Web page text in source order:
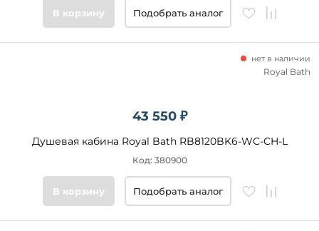
В корзину Подобрать аналог
43 550 ₽
Душевая кабина Royal Bath RB8120BK6-WC-CH-L
нет в наличии
Код: 380900
Royal Bath
В корзину Подобрать аналог